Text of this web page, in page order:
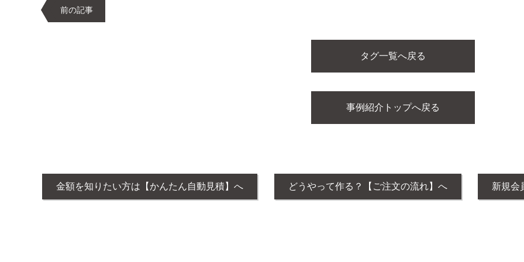
前の記事
タグ一覧へ戻る
事例紹介トップへ戻る
金額を知りたい方は【かんたん自動見積】へ どうやって作る？【ご注文の流れ】へ 新規会